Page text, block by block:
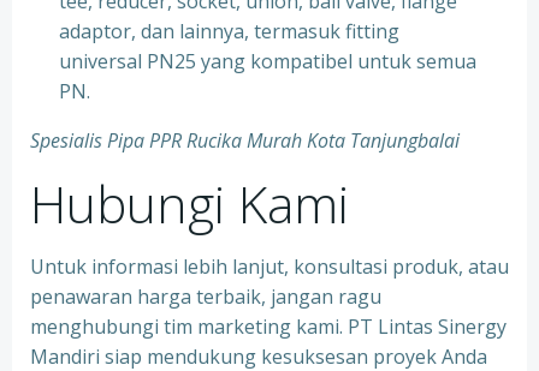
adaptor, dan lainnya, termasuk fitting
universal PN25 yang kompatibel untuk semua
PN.
Spesialis Pipa PPR Rucika Murah Kota Tanjungbalai
Hubungi Kami
Untuk informasi lebih lanjut, konsultasi produk, atau
penawaran harga terbaik, jangan ragu
menghubungi tim marketing kami. PT Lintas Sinergy
Mandiri siap mendukung kesuksesan proyek Anda